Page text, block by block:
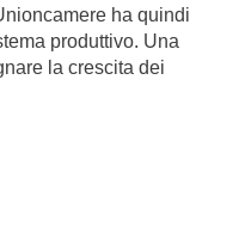
ha quindi
produttivo. Una
la crescita dei